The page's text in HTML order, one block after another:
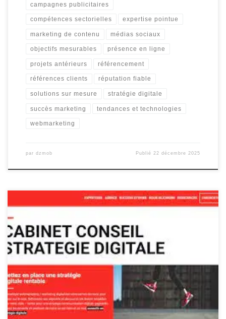
campagnes publicitaires
compétences sectorielles expertise pointue
marketing de contenu médias sociaux
objectifs mesurables présence en ligne
projets antérieurs référencement
références clients réputation fiable
solutions sur mesure stratégie digitale
succès marketing tendances et technologies
webmarketing
par dzmob Publié 22 décembre 2025
L’importance d’une Agence de Stratégie Digitale pour votre
entreprise Avec l’évolution rapide du monde numérique, il est
devenu essentiel pour les entreprises de se positionner
différence entre le succès et l’échec d’une entreprise. C’est là
qu’intervient une agence de stratégie […]